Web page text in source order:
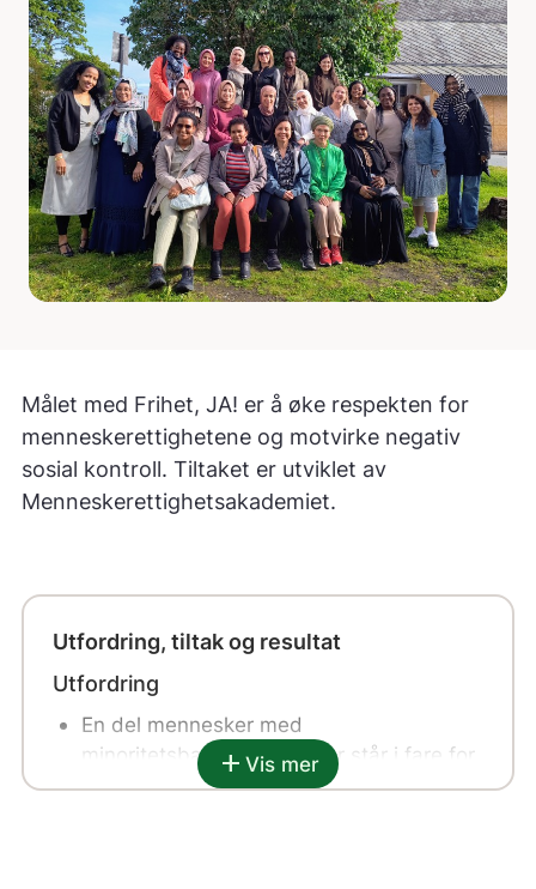
Målet med Frihet, JA! er å øke respekten for
menneskerettighetene og motvirke negativ
sosial kontroll. Tiltaket er utviklet av
Menneskerettighetsakademiet.
Utfordring, tiltak og resultat
Utfordring
En del mennesker med
minoritetsbakgrunn er, eller står i fare for
å bli, utsatt for negativ sosial kontroll som
add Vis mer